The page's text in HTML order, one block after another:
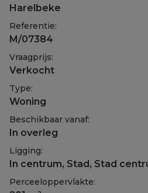
Harelbeke
Referentie:
M/07384
Vraagprijs:
Verkocht
Type:
Woning
Beschikbaar vanaf:
In overleg
Ligging:
In centrum, Stad, Stad
Perceeloppervlakte: